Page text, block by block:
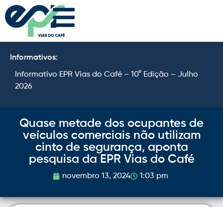
Informativos:
Informativo EPR Vias do Café – 10° Edição – Julho
2026
Quase metade dos ocupantes de
veículos comerciais não utilizam
cinto de segurança, aponta
pesquisa da EPR Vias do Café
novembro 13, 2024 1:03 pm